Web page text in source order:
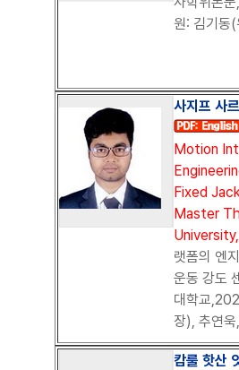
원: 김기동
사지프 사
Motion
Fixed
Master
랫폼의 엔
운동 강도
대학교
장), 추연
캄룰 핫산